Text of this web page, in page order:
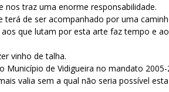
nos traz uma enorme responsabilidade.
de ser acompanhado por uma
que lutam por esta arte faz tempo e
vinho de talha.
de Vidigueira no mandato
valia sem a qual não seria possível